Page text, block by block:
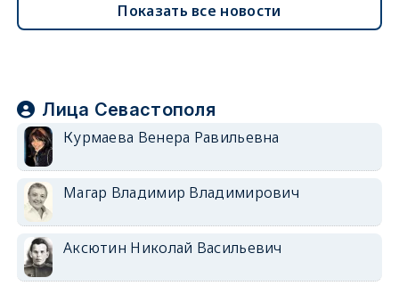
Показать все новости
Лица Севастополя
Курмаева Венера Равильевна
Магар Владимир Владимирович
Аксютин Николай Васильевич